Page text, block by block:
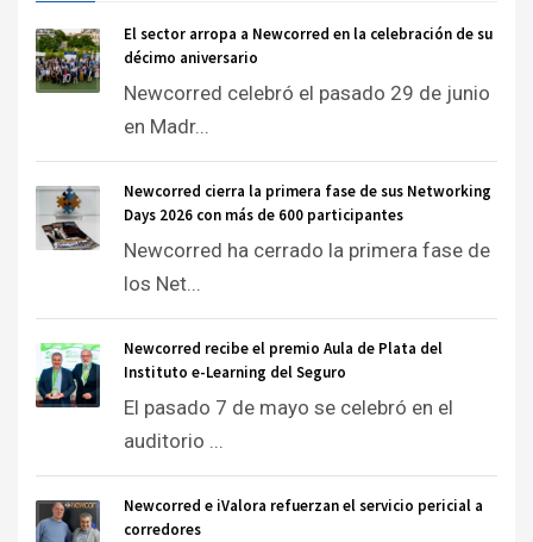
El sector arropa a Newcorred en la celebración de su
décimo aniversario
Newcorred celebró el pasado 29 de junio
en Madr...
Newcorred cierra la primera fase de sus Networking
Days 2026 con más de 600 participantes
Newcorred ha cerrado la primera fase de
los Net...
Newcorred recibe el premio Aula de Plata del
Instituto e-Learning del Seguro
El pasado 7 de mayo se celebró en el
auditorio ...
Newcorred e iValora refuerzan el servicio pericial a
corredores